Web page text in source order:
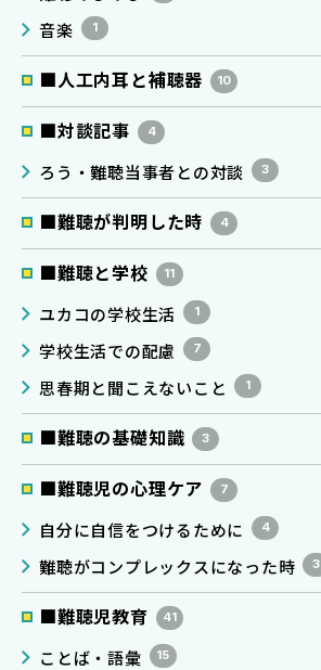
音楽 1
■人工内耳と補聴器 10
■対談記事 4
ろう・難聴当事者との対談 3
■難聴が判明した時 4
■難聴と学校 11
ユカコの学校生活 1
学校生活での配慮 7
思春期と聞こえないこと 1
■難聴の基礎知識 3
■難聴児の心理ケア 7
自分に自信をつけるために 4
難聴がコンプレックスになった時 3
■難聴児教育 41
ことば・語彙 15